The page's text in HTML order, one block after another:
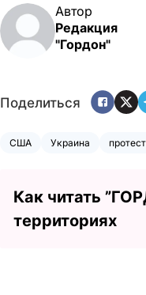
Автор
Редакция
"Гордон"
Поделиться
США Украина
Как читать
территориях